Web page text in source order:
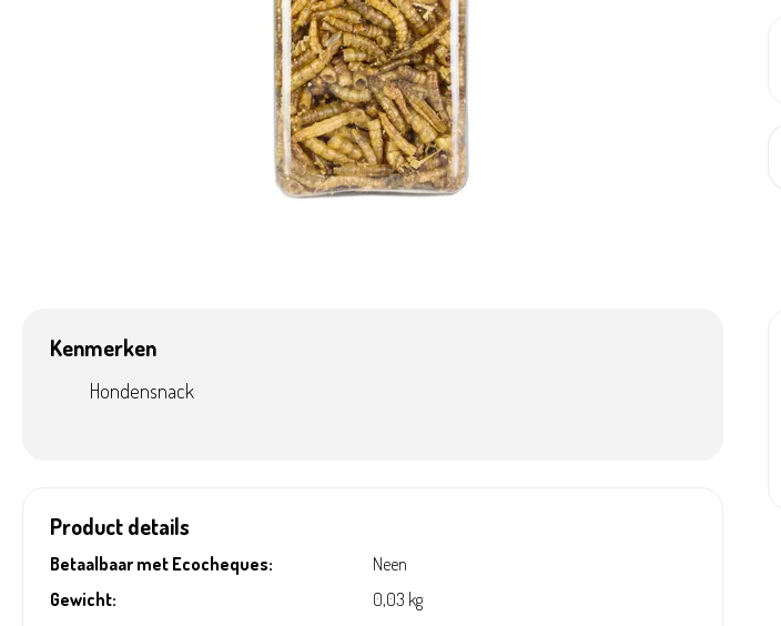
Kenmerken
Hondensnack
Product details
Betaalbaar met Ecocheques:
Neen
Gewicht:
0,03 kg